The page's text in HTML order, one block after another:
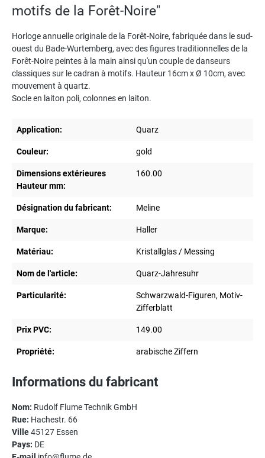
motifs de la Forêt-Noire"
Horloge annuelle originale de la Forêt-Noire, fabriquée dans le sud-
ouest du Bade-Wurtemberg, avec des figures traditionnelles de la
Forêt-Noire peintes à la main ainsi qu'un couple de danseurs
classiques sur le cadran à motifs. Hauteur 16cm x Ø 10cm, avec
mouvement à quartz.
Socle en laiton poli, colonnes en laiton.
Application: Quarz
Couleur: gold
Dimensions extérieures
Hauteur mm:
160.00
Désignation du fabricant: Meline
Marque: Haller
Matériau: Kristallglas / Messing
Nom de l'article: Quarz-Jahresuhr
Particularité:
Schwarzwald-Figuren, Motiv-
Zifferblatt
Prix PVC: 149.00
Propriété: arabische Ziffern
Informations du fabricant
Nom: Rudolf Flume Technik GmbH
Rue: Hachestr. 66
Ville45127 Essen
Pays: DE